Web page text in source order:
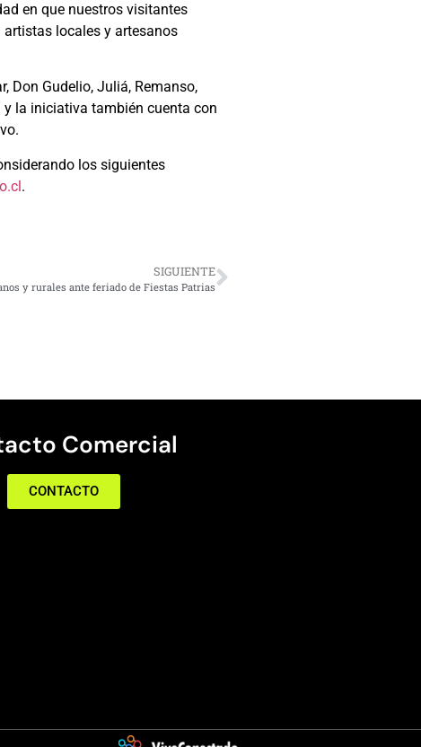
en que nuestros visitantes
locales y artesanos
Don Gudelio, Juliá, Remanso,
y la iniciativa también cuenta con
los siguientes
.
SIGUIENTE
y rurales ante feriado de Fiestas Patrias
Comercial
CONTACTO